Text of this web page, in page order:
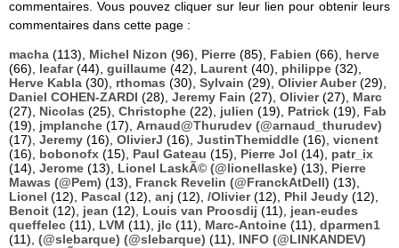
commentaires. Vous pouvez cliquer sur leur lien pour obtenir leurs
commentaires dans cette page :
macha (113), Michel Nizon (96), Pierre (85), Fabien (66), herve
(66), leafar(44), guillaume (42), Laurent (40), philippe (32),
Herve Kabla (30), rthomas (30), Sylvain (29), Olivier Auber(29),
Daniel COHEN-ZARDI (28), Jeremy Fain (27), Olivier(27), Marc
(27), Nicolas (25), Christophe (22), julien (19), Patrick (19), Fab
(19), jmplanche (17), Arnaud@Thurudev (@arnaud_thurudev)
(17), Jeremy (16), OlivierJ (16), JustinThemiddle (16), vicnent
(16), bobonofx (15), Paul Gateau (15), Pierre Jol (14), patr_ix
(14), Jerome (13), Lionel LaskÃ© (@lionellaske) (13), Pierre
Mawas (@Pem) (13), Franck Revelin (@FranckAtDell) (13),
Lionel (12), Pascal (12), anj (12), /Olivier(12), Phil Jeudy (12),
Benoit (12), jean (12), Louis van Proosdij (11), jean-eudes
queffelec (11), LVM (11), jlc (11), Marc-Antoine (11), dparmen1
(11), (@slebarque) (@slebarque) (11), INFO (@LINKANDEV)